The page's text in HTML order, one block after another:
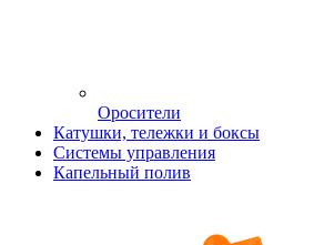
Оросители
Катушки, тележки и боксы
Системы управления
Капельный полив